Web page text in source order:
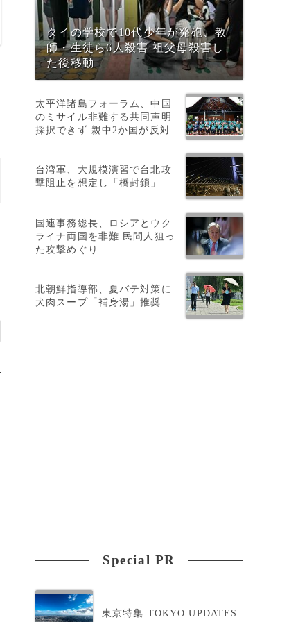
タイの学校で10代少年が発砲、教
師・生徒ら6人殺害 祖父母殺害し
た後移動
太平洋諸島フォーラム、中国
のミサイル非難する共同声明
採択できず 親中2か国が反対
台湾軍、大規模演習で台北攻
撃阻止を想定し「橋封鎖」
国連事務総長、ロシアとウク
ライナ両国を非難 民間人狙っ
た攻撃めぐり
北朝鮮指導部、夏バテ対策に
犬肉スープ「補身湯」推奨
Special PR
東京特集:TOKYO UPDATES